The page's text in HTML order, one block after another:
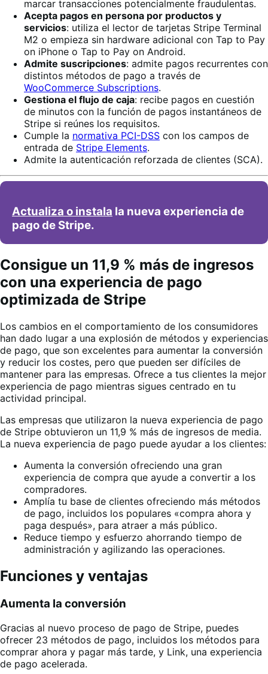
marcar transacciones potencialmente fraudulentas.
Acepta pagos en persona por productos y
servicios: utiliza el lector de tarjetas Stripe Terminal
M2 o empieza sin hardware adicional con Tap to Pay
on iPhone o Tap to Pay on Android.
Admite suscripciones: admite pagos recurrentes con
distintos métodos de pago a través de
WooCommerce Subscriptions.
Gestiona el flujo de caja: recibe pagos en cuestión
de minutos con la función de pagos instantáneos de
Stripe si reúnes los requisitos.
Cumple la normativa PCI-DSS con los campos de
entrada de Stripe Elements.
Admite la autenticación reforzada de clientes (SCA).
Actualiza o instala la nueva experiencia de
pago de Stripe.
Consigue un 11,9 % más de ingresos
con una experiencia de pago
optimizada de Stripe
Los cambios en el comportamiento de los consumidores
han dado lugar a una explosión de métodos y experiencias
de pago, que son excelentes para aumentar la conversión
y reducir los costes, pero que pueden ser difíciles de
mantener para las empresas. Ofrece a tus clientes la mejor
experiencia de pago mientras sigues centrado en tu
actividad principal.
Las empresas que utilizaron la nueva experiencia de pago
de Stripe obtuvieron un 11,9 % más de ingresos de media.
La nueva experiencia de pago puede ayudar a los clientes:
Aumenta la conversión ofreciendo una gran
experiencia de compra que ayude a convertir a los
compradores.
Amplía tu base de clientes ofreciendo más métodos
de pago, incluidos los populares «compra ahora y
paga después», para atraer a más público.
Reduce tiempo y esfuerzo ahorrando tiempo de
administración y agilizando las operaciones.
Funciones y ventajas
Aumenta la conversión
Gracias al nuevo proceso de pago de Stripe, puedes
ofrecer 23 métodos de pago, incluidos los métodos para
comprar ahora y pagar más tarde, y Link, una experiencia
de pago acelerada.